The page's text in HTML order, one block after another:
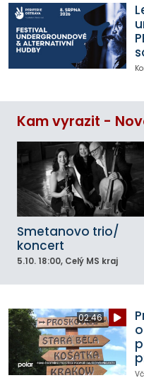
Kam vyrazit -
Smetanovo trio/
koncert
5.10. 18:00, Celý MS kraj
02:46